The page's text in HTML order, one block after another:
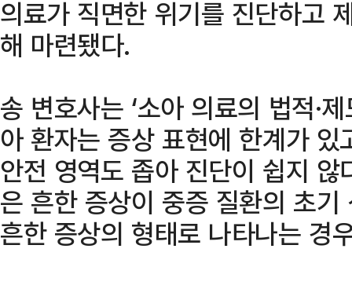
의료가 직면한 위기를 진단하고
해 마련됐다.
송 변호사는 ‘소아 의료의 법적·
아 환자는 증상 표현에 한계가
안전 영역도 좁아 진단이 쉽지
은 흔한 증상이 중증 질환의 초
흔한 증상의 형태로 나타나는 경